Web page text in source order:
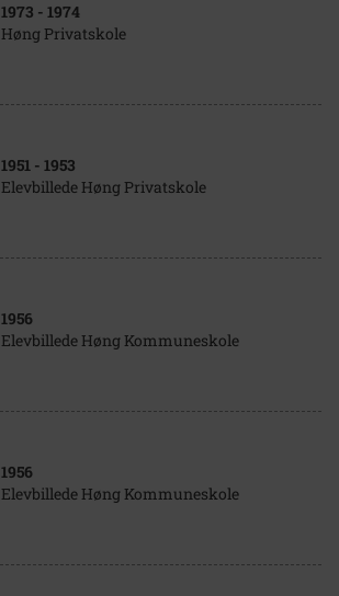
1973 - 1974
Høng Privatskole
1951 - 1953
Elevbillede Høng Privatskole
1956
Elevbillede Høng Kommuneskole
1956
Elevbillede Høng Kommuneskole